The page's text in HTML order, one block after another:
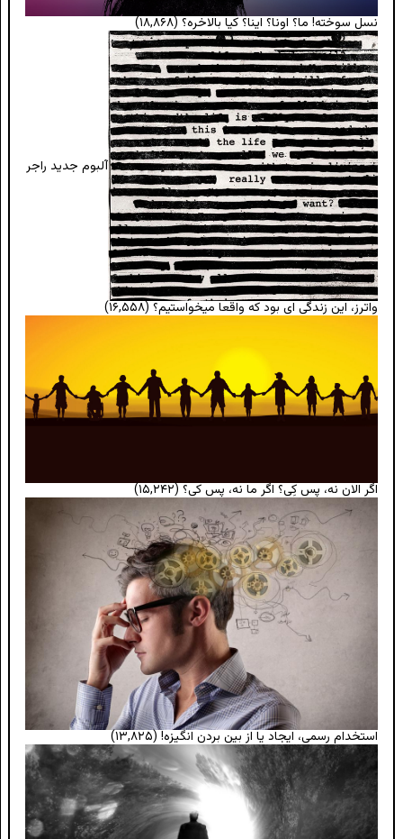
نسل سوخته! ما؟ اونا؟ اینا؟ کیا بالاخره؟(۱۸,۸۶۸)
آلبوم جدید راجر
واترز، این زندگی ای بود که واقعا میخواستیم؟(۱۶,۵۵۸)
اگر الان نه، پس کِی؟ اگر ما نه، پس کی؟(۱۵,۲۴۲)
استخدام رسمی، ایجاد یا از بین بردن انگیزه! (۱۳,۸۲۵)